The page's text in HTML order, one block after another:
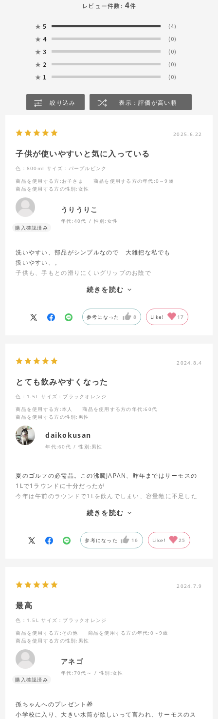
レビュー件数: 4件
★ 5 (4)
★ 4 (0)
★ 3 (0)
★ 2 (0)
★ 1 (0)
絞り込み 表示：評価が高い順
2025.6.22
子供が使いやすいと気に入っている
色：800ml サイズ：パープルピンク
商品を使用する方 :お子さま 商品を使用する方の年代 :0～9歳
商品を使用する方の性別:女性
うりうりこ
年代:40代 性別: 女性
洗いやすい、部品がシンプルなので 大雑把な私でも
扱いやすい、。
子供も、手もとの滑りにくいグリップのお陰で
もう少し、女子向けの色味、柄があれば選択肢が増えて非常に
とにもかくにも、我が子はベビー時代から 全て水筒はサーモ
スさんです！
続きを読む
参考になった 8 Like! 17
2024.8.4
とても飲みやすくなった
色：1.5L サイズ：ブラックオレンジ
商品を使用する方 :本人 商品を使用する方の年代:60代
商品を使用する方の性別:男性
daikokusan
年代:60代 性別: 男性
夏のゴルフの必需品。この沸騰JAPAN、昨年まではサーモスの
1Lで1ラウンドに十分だったが
今年は午前のラウンドで1Lを飲んでしまい、容量敵に不足した
氷も大きいものが入れられるし、何より空気が入るので飲みや
今までのものは氷が小さくなると飲み口に詰まって思うように
飲めないこともあり。ナイス改善！！
と初秋にはこの１Lを使いますけど。
続きを読む
参考になった 16 Like! 25
2024.7.9
最高
色：1.5L サイズ：ブラックオレンジ
商品を使用する方 :その他 商品を使用する方の年代 :0～9歳
商品を使用する方の性別:男性
アネゴ
年代:70代～ 性別:女性
孫ちゃんへのプレゼント🎁
小学校に入り、大きい水筒が欲しいって言われ、サーモスのス